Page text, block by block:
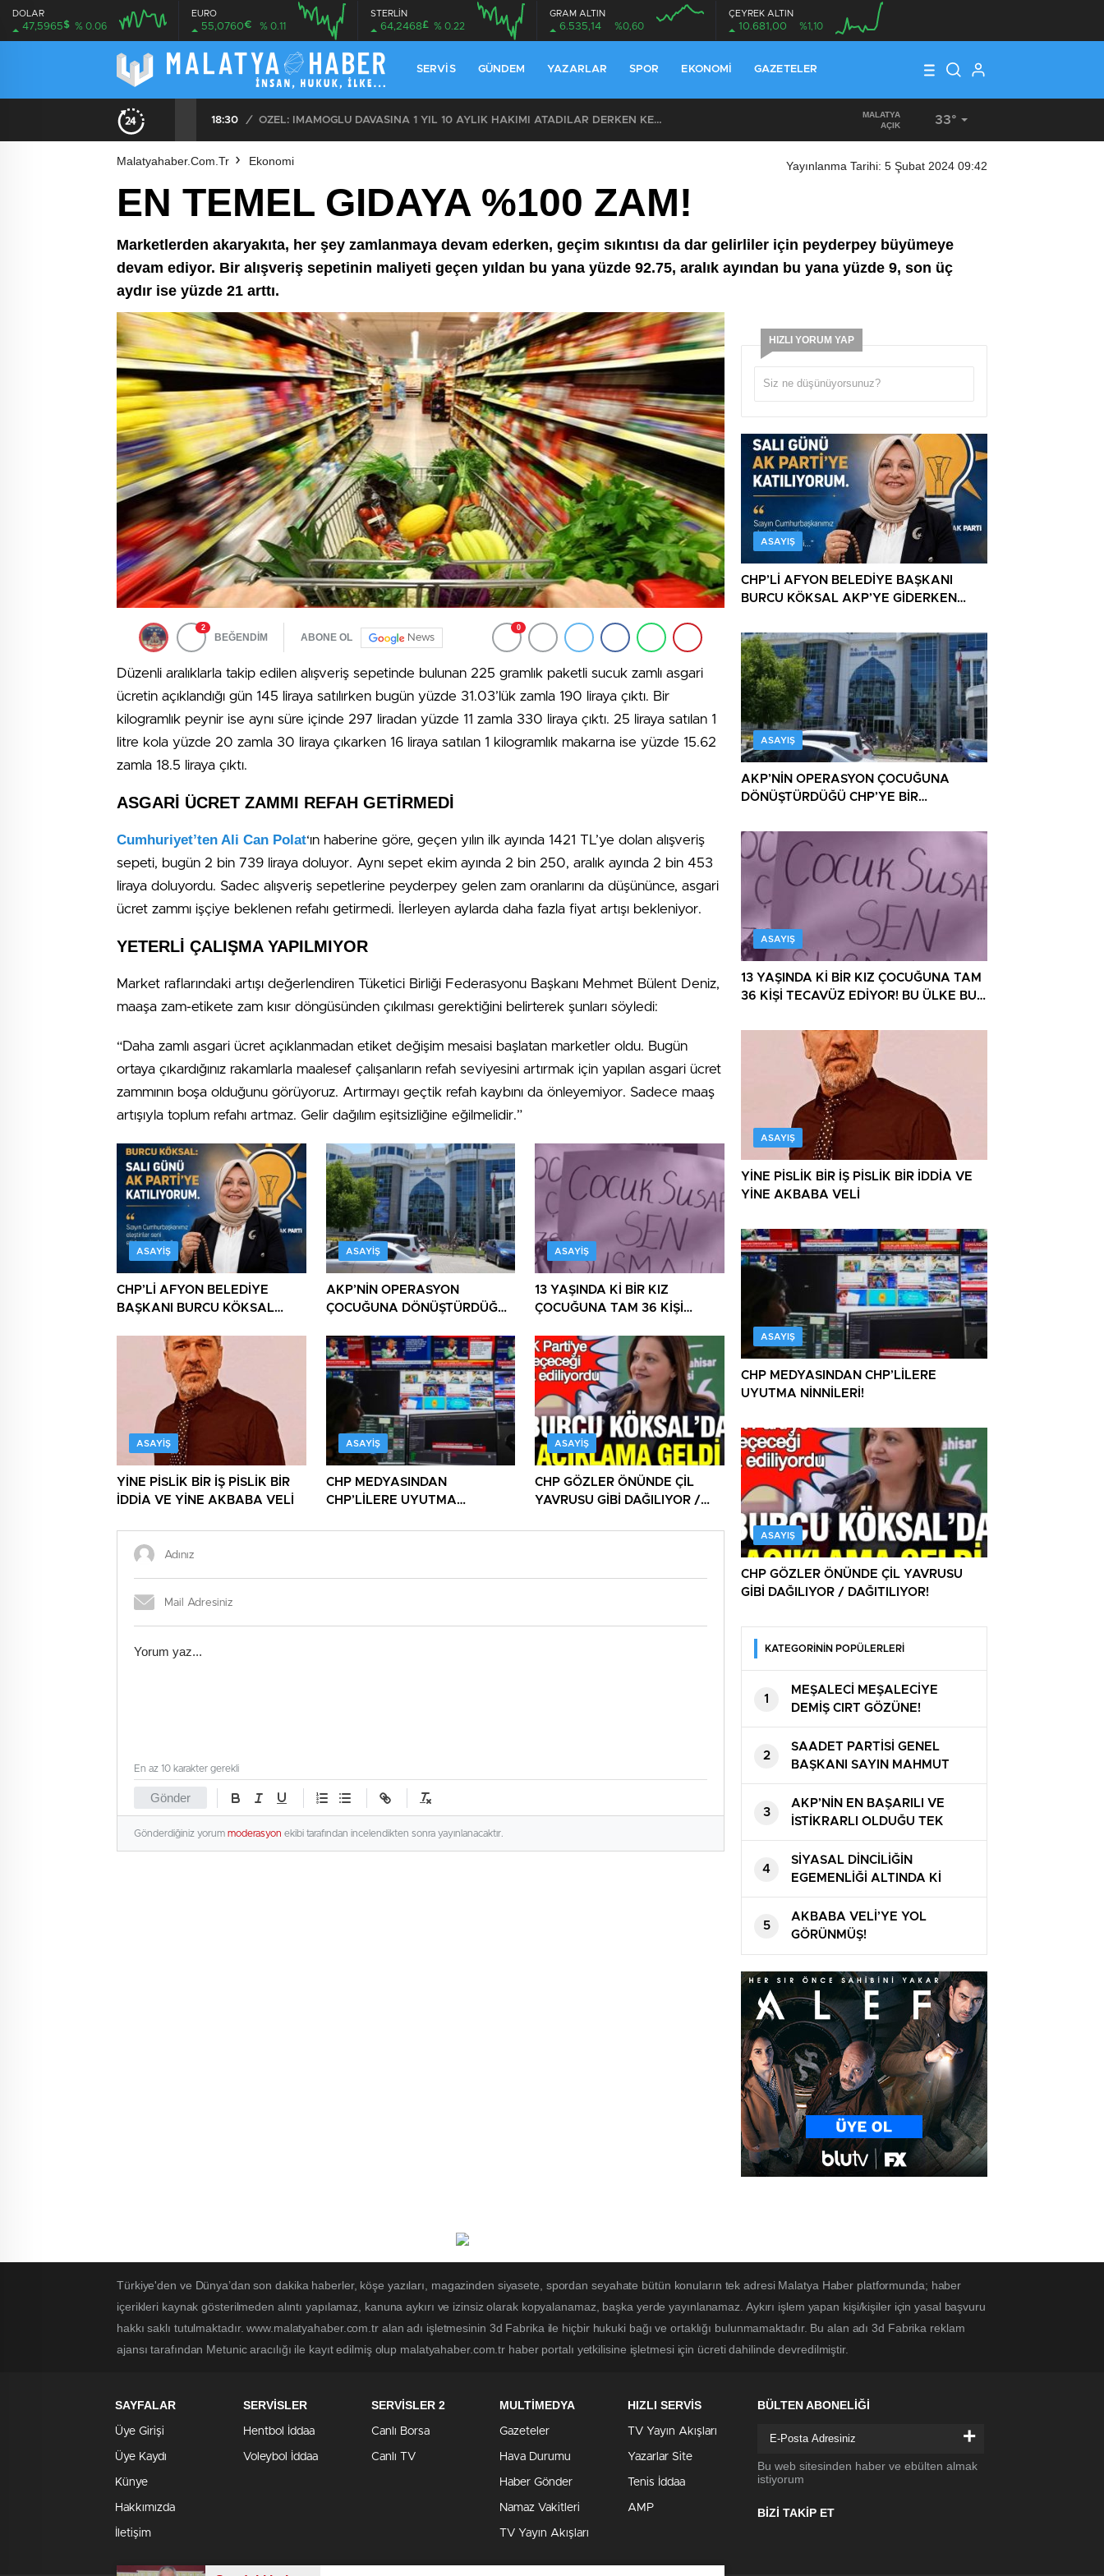
DOLAR
47,5965$ % 0.06
08:00
EURO
55,0760€ % 0.11
08:00
STERLİN
64,2468£ % 0.22
GRAM ALTIN
6.535,14 %0,60
ÇEYREK ALTIN
10.681,00 %1,10
SERVIS GÜNDEM YAZARLAR SPOR EKONOMI GAZETELER
18:30 / ÖZEL: İMAMOĞLU DAVASINA 1 YIL 10 AYLIK HAKİMİ ATADILAR DERKEN KENDİSİNİ KANTARA KOYDUĞUNUN ELBETTE FARKINDA! KORKUNÇ VE ORGANİZE HIRSIZLIK
MALATYA
AÇIK
33°
Malatyahaber.com.tr Ekonomi Yayınlanma Tarihi: 5 Şubat 2024 09:42
EN TEMEL GIDAYA %100 ZAM!
Marketlerden akaryakıta, her şey zamlanmaya devam ederken, geçim sıkıntısı da dar gelirliler için peyderpey büyümeye
devam ediyor. Bir alışveriş sepetinin maliyeti geçen yıldan bu yana yüzde 92.75, aralık ayından bu yana yüzde 9, son üç
aydır ise yüzde 21 arttı.
2
BEĞENDİM ABONE OL News
0
Düzenli aralıklarla takip edilen alışveriş sepetinde bulunan 225 gramlık paketli sucuk zamlı asgari
ücretin açıklandığı gün 145 liraya satılırken bugün yüzde 31.03’lük zamla 190 liraya çıktı. Bir
kilogramlık peynir ise aynı süre içinde 297 liradan yüzde 11 zamla 330 liraya çıktı. 25 liraya satılan 1
litre kola yüzde 20 zamla 30 liraya çıkarken 16 liraya satılan 1 kilogramlık makarna ise yüzde 15.62
zamla 18.5 liraya çıktı.
ASGARİ ÜCRET ZAMMI REFAH GETİRMEDİ
Cumhuriyet’ten Ali Can Polat‘ın haberine göre, geçen yılın ilk ayında 1421 TL’ye dolan alışveriş
sepeti, bugün 2 bin 739 liraya doluyor. Aynı sepet ekim ayında 2 bin 250, aralık ayında 2 bin 453
liraya doluyordu. Sadec alışveriş sepetlerine peyderpey gelen zam oranlarını da düşününce, asgari
ücret zammı işçiye beklenen refahı getirmedi. İlerleyen aylarda daha fazla fiyat artışı bekleniyor.
YETERLİ ÇALIŞMA YAPILMIYOR
Market raflarındaki artışı değerlendiren Tüketici Birliği Federasyonu Başkanı Mehmet Bülent Deniz,
maaşa zam-etikete zam kısır döngüsünden çıkılması gerektiğini belirterek şunları söyledi:
“Daha zamlı asgari ücret açıklanmadan etiket değişim mesaisi başlatan marketler oldu. Bugün
ortaya çıkardığınız rakamlarla maalesef çalışanların refah seviyesini artırmak için yapılan asgari ücret
zammının boşa olduğunu görüyoruz. Artırmayı geçtik refah kaybını da önleyemiyor. Sadece maaş
artışıyla toplum refahı artmaz. Gelir dağılım eşitsizliğine eğilmelidir.”
ASAYIŞ
CHP’Lİ AFYON BELEDİYE
BAŞKANI BURCU KÖKSAL
BELEDİYEYİ DE GÖTÜRÜYOR!
ASAYIŞ
AKP’NİN OPERASYON
ÇOCUĞUNA DÖNÜŞTÜRDÜĞÜ
DAHA!
ASAYIŞ
13 YAŞINDA Kİ BİR KIZ
ÇOCUĞUNA TAM 36 KİŞİ
BU HALK NEREYE SAVRULDU
NASIL SAVRULDU!
ASAYIŞ
YİNE PİSLİK BİR İŞ PİSLİK BİR
İDDİA VE YİNE AKBABA VELİ
ASAYIŞ
CHP MEDYASINDAN
CHP’LİLERE UYUTMA
ASAYIŞ
CHP GÖZLER ÖNÜNDE ÇİL
YAVRUSU GİBİ DAĞILIYOR /
Gönder
En az 10 karakter gerekli
Gönderdiğiniz yorum moderasyon ekibi tarafından incelendikten sonra yayınlanacaktır.
HIZLI YORUM YAP
ASAYIŞ
CHP’Lİ AFYON BELEDİYE BAŞKANI
BURCU KÖKSAL AKP’YE GİDERKEN
ASAYIŞ
AKP’NİN OPERASYON ÇOCUĞUNA
DÖNÜŞTÜRDÜĞÜ CHP’YE BİR
ASAYIŞ
13 YAŞINDA Kİ BİR KIZ ÇOCUĞUNA TAM
36 KİŞİ TECAVÜZ EDİYOR! BU ÜLKE BU
SAVRULDU!
ASAYIŞ
YİNE PİSLİK BİR İŞ PİSLİK BİR İDDİA VE
YİNE AKBABA VELİ
ASAYIŞ
CHP MEDYASINDAN CHP’LİLERE
UYUTMA NİNNİLERİ!
ASAYIŞ
CHP GÖZLER ÖNÜNDE ÇİL YAVRUSU
GİBİ DAĞILIYOR / DAĞITILIYOR!
KATEGORİNİN POPÜLERLERİ
1
MEŞALECİ MEŞALECİYE
DEMİŞ CIRT GÖZÜNE!
2
SAADET PARTİSİ GENEL
BAŞKANI SAYIN MAHMUT
ARIKAN ” BU ÜLKE SAHİPSİZ
DEĞİL ”
3
AKP’NİN EN BAŞARILI VE
İSTİKRARLI OLDUĞU TEK
ALAN! ZAM ZAM VE ZAM
HEM BENZİM VE HEM DE
MOTORİNE YİNE ZAM
4
SİYASAL DİNCİLİĞİN
EGEMENLİĞİ ALTINDA Kİ
ÜLKENİN SAĞLIK MÜDÜRÜNE
VARINCAYA KADAR HIRSIZ!
5
AKBABA VELİ’YE YOL
GÖRÜNMÜŞ!
Türkiye'den ve Dünya’dan son dakika haberler, köşe yazıları, magazinden siyasete, spordan seyahate bütün konuların tek adresi Malatya Haber platformunda; haber
içerikleri kaynak gösterilmeden alıntı yapılamaz, kanuna aykırı ve izinsiz olarak kopyalanamaz, başka yerde yayınlanamaz. Aykırı işlem yapan kişi/kişiler için yasal başvuru
hakkı saklı tutulmaktadır. www.malatyahaber.com.tr alan adı işletmesinin 3d Fabrika ile hiçbir hukuki bağı ve ortaklığı bulunmamaktadır. Bu alan adı 3d Fabrika reklam
ajansı tarafından Metunic aracılığı ile kayıt edilmiş olup malatyahaber.com.tr haber portalı yetkilisine işletmesi için ücreti dahilinde devredilmiştir.
SAYFALAR
Üye Girişi
Üye Kaydı
Künye
Hakkımızda
İletişim
SERVİSLER
Hentbol İddaa
Voleybol İddaa
SERVİSLER 2
Canlı Borsa
Canlı TV
MULTİMEDYA
Gazeteler
Hava Durumu
Haber Gönder
Namaz Vakitleri
TV Yayın Akışları
HIZLI SERVİS
TV Yayın Akışları
Yazarlar Site
Tenis İddaa
AMP
BÜLTEN ABONELİĞİ
+
Bu web sitesinden haber ve ebülten almak
istiyorum
BİZİ TAKİP ET